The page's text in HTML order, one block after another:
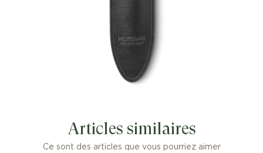
Articles similaires
Ce sont des articles que vous pourriez aimer